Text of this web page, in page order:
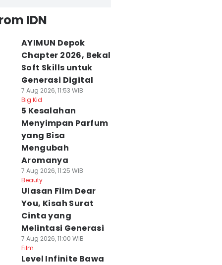
IDN
AYIMUN Depok
Chapter 2026, Bekal
Soft Skills untuk
Generasi Digital
7 Aug 2026, 11:53 WIB
Big Kid
5 Kesalahan
Menyimpan Parfum
yang Bisa
Mengubah
Aromanya
7 Aug 2026, 11:25 WIB
Beauty
Ulasan Film Dear
You, Kisah Surat
Cinta yang
Melintasi Generasi
7 Aug 2026, 11:00 WIB
Film
Level Infinite Bawa